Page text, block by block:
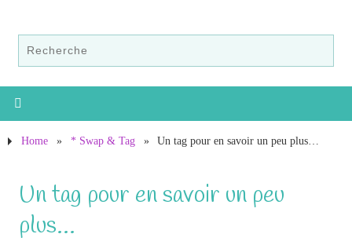
Home » * Swap & Tag » Un tag pour en savoir un peu plus…
Un tag pour en savoir un peu
plus…